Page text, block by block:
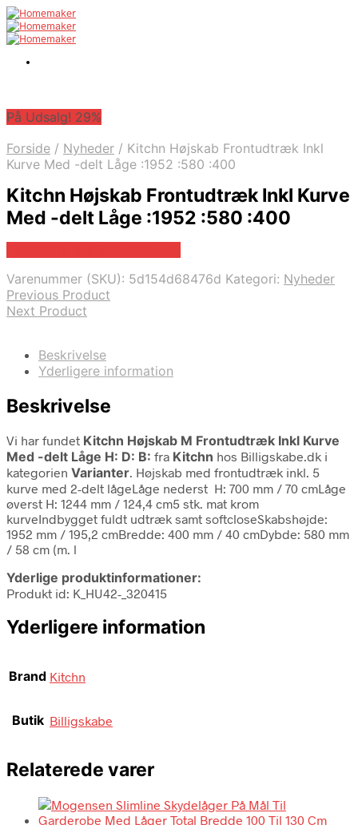
På Udsalg! 29%
Forside / Nyheder / Kitchn Højskab Frontudtræk Inkl
Kurve Med -delt Låge :1952 :580 :400
Kitchn Højskab Frontudtræk Inkl Kurve
Med -delt Låge :1952 :580 :400
Varenummer (SKU): 5d154d68476d Kategori: Nyheder
Previous Product
Next Product
Beskrivelse
Yderligere information
Beskrivelse
Vi har fundet Kitchn Højskab M Frontudtræk Inkl Kurve
Med -delt Låge H: D: B: fra Kitchn hos Billigskabe.dk i
kategorien Varianter. Højskab med frontudtræk inkl. 5
kurve med 2-delt lågeLåge nederst H: 700 mm / 70 cmLåge
øverst H: 1244 mm / 124,4 cm5 stk. mat krom
kurveIndbygget fuldt udtræk samt softcloseSkabshøjde:
1952 mm / 195,2 cmBredde: 400 mm / 40 cmDybde: 580 mm
/ 58 cm (m. l
Yderlige produktinformationer:
Produkt id: K_HU42-_320415
Yderligere information
Brand Kitchn
Butik Billigskabe
Relaterede varer